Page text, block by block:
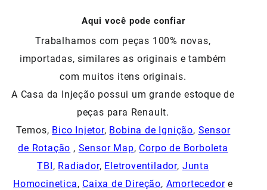
Aqui você pode confiar
Trabalhamos com peças 100% novas,
importadas, similares as originais e também
com muitos itens originais.
A Casa da Injeção possui um grande estoque de
peças para Renault.
Temos, Bico Injetor, Bobina de Ignição, Sensor
de Rotação , Sensor Map, Corpo de Borboleta
TBI, Radiador, Eletroventilador, Junta
Homocinetica, Caixa de Direção, Amortecedore